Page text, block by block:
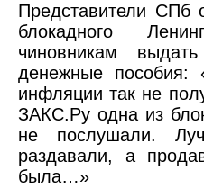
Представители СПб
блокадного
чиновникам
денежные пособия:
инфляции так не
ЗАКС.Ру одна из
не послушали.
раздавали, а
была…»